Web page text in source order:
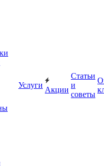
Услуги
Акции
Статьи
и
советы